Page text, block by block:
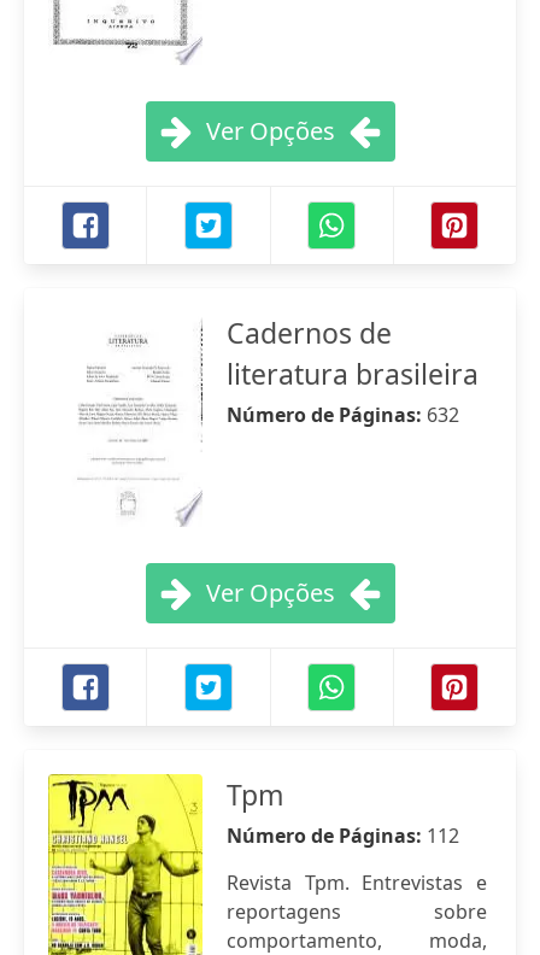
Ver Opções
Cadernos de
literatura brasileira
Número de Páginas: 632
Ver Opções
Tpm
Número de Páginas: 112
Revista Tpm. Entrevistas e
reportagens sobre
comportamento, moda,